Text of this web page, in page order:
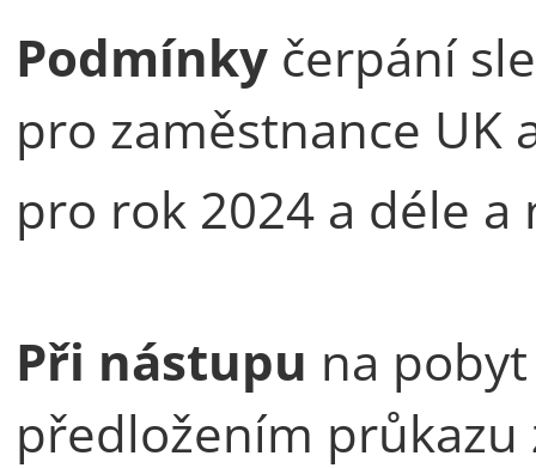
Podmínky čerpání
pro zaměstnance UK
pro rok 2024 a déle
Při nástupu na
předložením průkazu